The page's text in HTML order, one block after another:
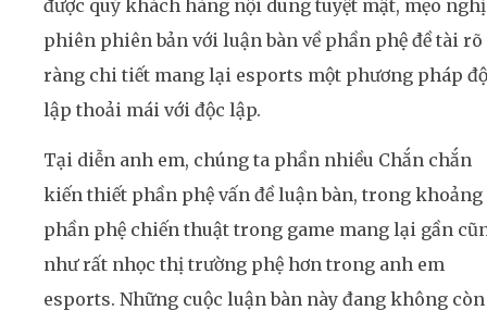
được quý khách hàng nội dung tuyệt mật, mẹo
phiên phiên bản với luận bàn về phần phệ đề tài rõ
ràng chi tiết mang lại esports một phương pháp
lập thoải mái với độc lập.
Tại diễn anh em, chúng ta phần nhiều Chắn chắn
kiến thiết phần phệ vấn đề luận bàn, trong khoảng
phần phệ chiến thuật trong game mang lại gần
như rất nhọc thị trường phệ hơn trong anh em
esports. Những cuộc luận bàn này đang không còn